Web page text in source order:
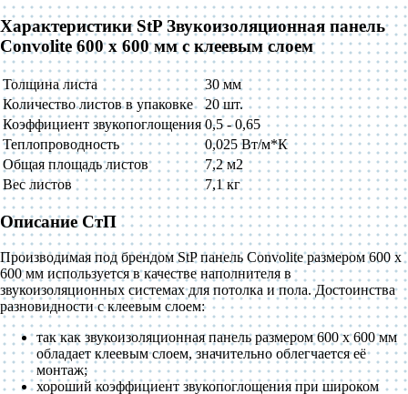
Характеристики StP Звукоизоляционная панель
Convolite 600 x 600 мм с клеевым слоем
Толщина листа
30 мм
Количество листов в упаковке
20 шт.
Коэффициент звукопоглощения 0,5 - 0,65
Теплопроводность
0,025 Вт/м*К
Общая площадь листов
7,2 м2
Вес листов
7,1 кг
Описание СтП
Производимая под брендом StP панель Convolite размером 600 x
600 мм используется в качестве наполнителя в
звукоизоляционных системах для потолка и пола. Достоинства
разновидности с клеевым слоем:
так как звукоизоляционная панель размером 600 x 600 мм
обладает клеевым слоем, значительно облегчается её
монтаж;
хороший коэффициент звукопоглощения при широком